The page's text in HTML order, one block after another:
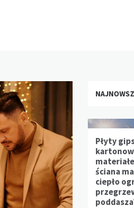
Płyty
ściana
ciepło